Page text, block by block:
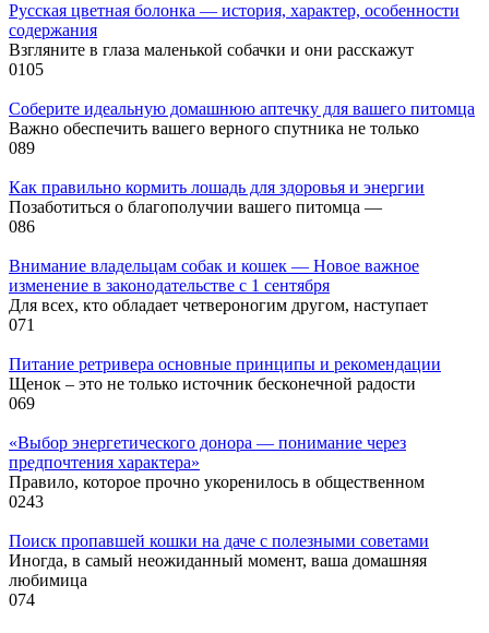
Русская цветная болонка — история, характер, особенности
содержания
Взгляните в глаза маленькой собачки и они расскажут
0105
Соберите идеальную домашнюю аптечку для вашего питомца
Важно обеспечить вашего верного спутника не только
089
Как правильно кормить лошадь для здоровья и энергии
Позаботиться о благополучии вашего питомца —
086
Внимание владельцам собак и кошек — Новое важное
изменение в законодательстве с 1 сентября
Для всех, кто обладает четвероногим другом, наступает
071
Питание ретривера основные принципы и рекомендации
Щенок – это не только источник бесконечной радости
069
«Выбор энергетического донора — понимание через
предпочтения характера»
Правило, которое прочно укоренилось в общественном
0243
Поиск пропавшей кошки на даче с полезными советами
Иногда, в самый неожиданный момент, ваша домашняя
любимица
074